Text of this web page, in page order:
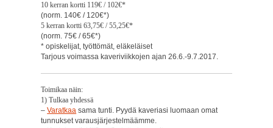
10 kerran kortti 119€ / 102€*
(norm. 140€ / 120€*)
5 kerran kortti 63,75€ / 55,25€*
(norm. 75€ / 65€*)
* opiskelijat, työttömät, eläkeläiset
Tarjous voimassa kaveriviikkojen ajan 26.6.-9.7.2017.
Toimikaa näin:
1) Tulkaa yhdessä
–Varatkaa sama tunti. Pyydä kaveriasi luomaan omat
tunnukset varausjärjestelmäämme.